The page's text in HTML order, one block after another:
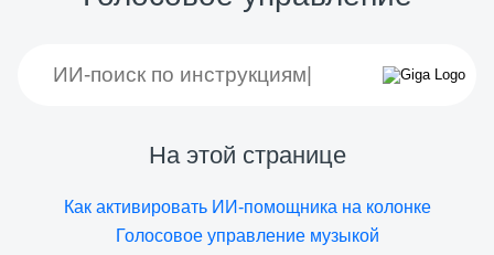
На этой странице
Как активировать ИИ-помощника на колонке
Голосовое управление музыкой